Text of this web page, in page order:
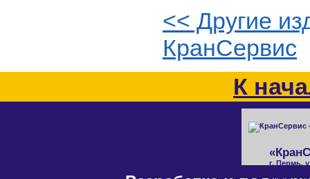
<< Другие
КранСервис
К
г. Пермь,